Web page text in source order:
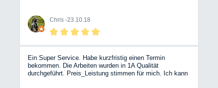
Chris -23.10.18
Ein Super Service. Habe kurzfristig einen Termin
bekommen. Die Arbeiten wurden in 1A Qualität
durchgeführt. Preis_Leistung stimmen für mich. Ich kann